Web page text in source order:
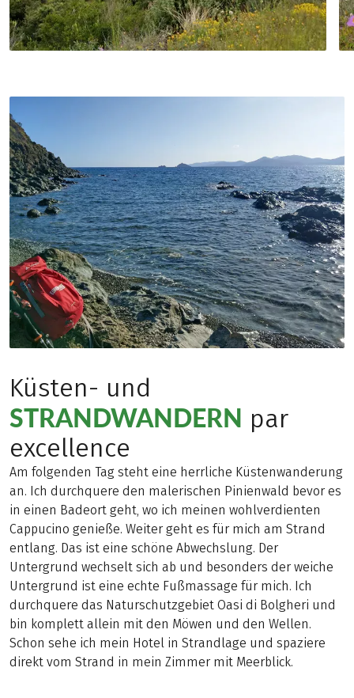
Küsten- und
STRANDWANDERN par
excellence
Am folgenden Tag steht eine herrliche Küstenwanderung
an. Ich durchquere den malerischen Pinienwald bevor es
in einen Badeort geht, wo ich meinen wohlverdienten
Cappucino genieße. Weiter geht es für mich am Strand
entlang. Das ist eine schöne Abwechslung. Der
Untergrund wechselt sich ab und besonders der weiche
Untergrund ist eine echte Fußmassage für mich. Ich
durchquere das Naturschutzgebiet Oasi di Bolgheri und
bin komplett allein mit den Möwen und den Wellen.
Schon sehe ich mein Hotel in Strandlage und spaziere
direkt vom Strand in mein Zimmer mit Meerblick.